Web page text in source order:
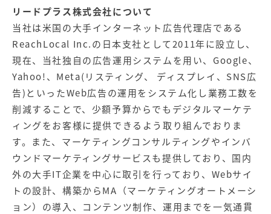
リードプラス株式会社について
当社は米国の大手インターネット広告代理店である
ReachLocal Inc.の日本支社として2011年に設立し、
現在、当社独自の広告運用システムを用い、Google、
Yahoo!、Meta(リスティング、 ディスプレイ、SNS広
告)といったWeb広告の運用をシステム化し業務工数を
削減することで、少額予算からでもデジタルマーケテ
ィングをお客様に提供できるよう取り組んでおりま
す。また、マーケティングコンサルティングやインバ
ウンドマーケティングサービスも提供しており、国内
外の大手IT企業を中心に取引を行っており、Webサイ
トの設計、構築からMA（マーケティングオートメーシ
ョン）の導入、コンテンツ制作、運用までを一気通貫